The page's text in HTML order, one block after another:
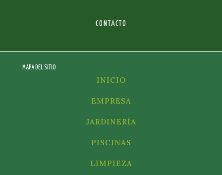
CONTACTO
MAPA DEL SITIO
INICIO
EMPRESA
JARDINERÍA
PISCINAS
LIMPIEZA